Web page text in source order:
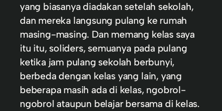
yang biasanya diadakan setelah sekolah,
dan mereka langsung pulang ke rumah
masing-masing. Dan memang kelas saya
itu itu, soliders, semuanya pada pulang
ketika jam pulang sekolah berbunyi,
berbeda dengan kelas yang lain, yang
beberapa masih ada di kelas, ngobrol-
ngobrol ataupun belajar bersama di kelas.